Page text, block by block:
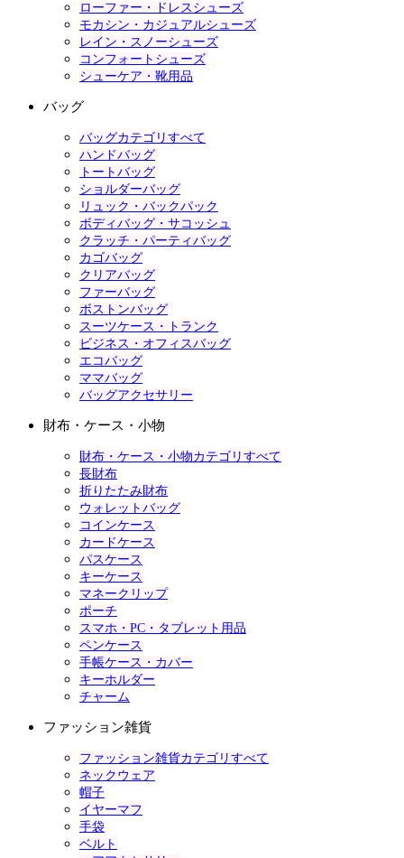
ローファー・ドレスシューズ
モカシン・カジュアルシューズ
レイン・スノーシューズ
コンフォートシューズ
シューケア・靴用品
バッグ
バッグカテゴリすべて
ハンドバッグ
トートバッグ
ショルダーバッグ
リュック・バックパック
ボディバッグ・サコッシュ
クラッチ・パーティバッグ
カゴバッグ
クリアバッグ
ファーバッグ
ボストンバッグ
スーツケース・トランク
ビジネス・オフィスバッグ
エコバッグ
ママバッグ
バッグアクセサリー
財布・ケース・小物
財布・ケース・小物カテゴリすべて
長財布
折りたたみ財布
ウォレットバッグ
コインケース
カードケース
パスケース
キーケース
マネークリップ
ポーチ
スマホ・PC・タブレット用品
ペンケース
手帳ケース・カバー
キーホルダー
チャーム
ファッション雑貨
ファッション雑貨カテゴリすべて
ネックウェア
帽子
イヤーマフ
手袋
ベルト